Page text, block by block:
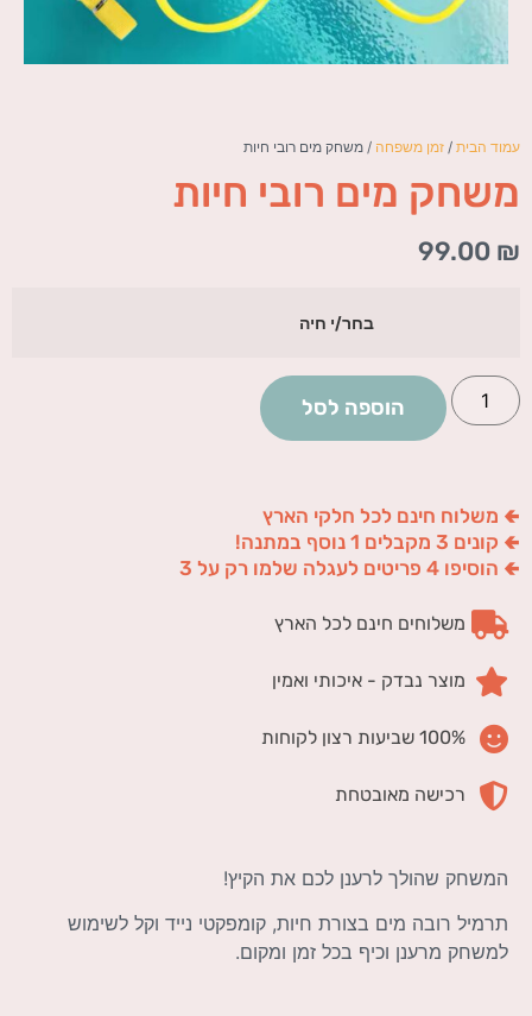
עמוד הבית / זמן משפחה / משחק מים רובי חיות
משחק מים רובי חיות
99.00 ₪
בחר/י חיה
הוספה לסל
🢀 משלוח חינם לכל חלקי הארץ
🢀 קונים 3 מקבלים 1 נוסף במתנה!
🢀 הוסיפו 4 פריטים לעגלה שלמו רק על 3
משלוחים חינם לכל הארץ
מוצר נבדק - איכותי ואמין
100% שביעות רצון לקוחות
רכישה מאובטחת
המשחק שהולך לרענן לכם את הקיץ!
תרמיל רובה מים בצורת חיות, קומפקטי נייד וקל לשימוש
למשחק מרענן וכיף בכל זמן ומקום.